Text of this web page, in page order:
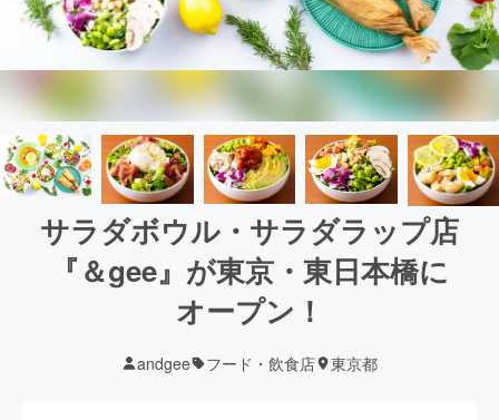
サラダボウル・サラダラップ店
『＆gee』が東京・東日本橋に
オープン！
andgee フード・飲食店 東京都